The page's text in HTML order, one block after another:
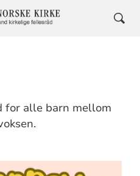
for alle barn mellom